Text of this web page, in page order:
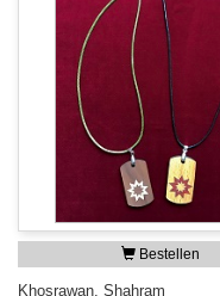
Bestellen
Khosrawan, Shahram